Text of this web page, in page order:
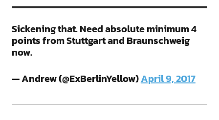
Sickening that. Need absolute minimum 4
points from Stuttgart and Braunschweig
now.
— Andrew (@ExBerlinYellow)April 9, 2017